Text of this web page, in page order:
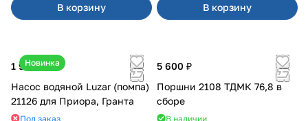
В корзину В корзину
Новинка
1 990 ₽
Насос водяной Luzar (помпа)
21126 для Приора, Гранта
Под заказ
5 600 ₽
Поршни 2108 ТДМК 76,8 в
сборе
В наличии